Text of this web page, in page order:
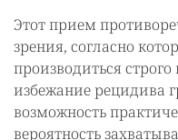
Этот прием
зрения, согласно
производиться
избежание рецидива
возможность
вероятность